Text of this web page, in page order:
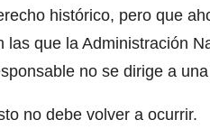
histórico, pero que
las que la Administración
no se dirige a
no debe volver a ocurrir.